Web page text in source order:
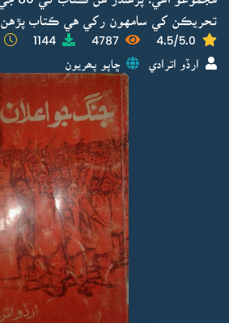
تحريڪن کي سامهون رکي هي ڪتاب پڙهن.
4.5/5.0
4787
1144
ارڏو اترادي ڇاپو پھريون